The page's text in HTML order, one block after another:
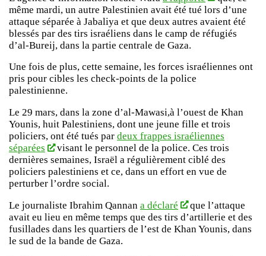
même mardi, un autre Palestinien avait été tué lors d’une
attaque séparée à Jabaliya et que deux autres avaient été
blessés par des tirs israéliens dans le camp de réfugiés
d’al-Bureij, dans la partie centrale de Gaza.
Une fois de plus, cette semaine, les forces israéliennes ont
pris pour cibles les check-points de la police
palestinienne.
Le 29 mars, dans la zone d’al-Mawasi,à l’ouest de Khan
Younis, huit Palestiniens, dont une jeune fille et trois
policiers, ont été tués par deux frappes israéliennes
séparées
visant le personnel de la police. Ces trois
dernières semaines, Israël a régulièrement ciblé des
policiers palestiniens et ce, dans un effort en vue de
perturber l’ordre social.
Le journaliste Ibrahim Qannan a déclaré
que l’attaque
avait eu lieu en même temps que des tirs d’artillerie et des
fusillades dans les quartiers de l’est de Khan Younis, dans
le sud de la bande de Gaza.